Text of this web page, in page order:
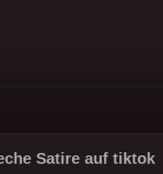
Satire auf tiktok